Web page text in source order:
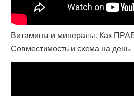
Витамины и минералы. Как
Совместимость и схема на день.